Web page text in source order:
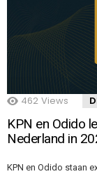
462 Views
KPN en Odido
Nederland in
KPN en Odido staan